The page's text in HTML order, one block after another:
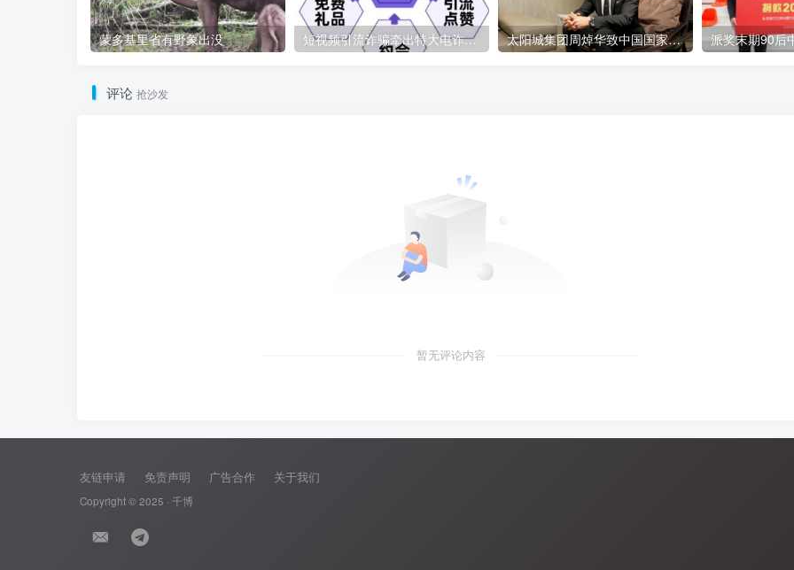
蒙多基里省有野象出没 短视频引流诈骗牵出特大电诈案 涉案金额6000余万元 太阳城集团周焯华致中国国家主席习近平的公开信
评论 抢沙发
暂无评论内容
友链申请 免责声明 广告合作 关于我们
Copyright © 2025 · 千博